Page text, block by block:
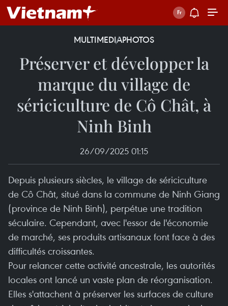
MULTIMEDIAPHOTOS
Préserver et développer la
marque du village de
sériciculture de Cô Chât, à
Ninh Binh
26/09/2025 01:15
Depuis plusieurs siècles, le village de sériciculture
de Cô Chât, situé dans la commune de Ninh Giang
(province de Ninh Binh), perpétue une tradition
séculaire. Cependant, avec l'essor de l'économie
de marché, ses produits artisanaux font face à des
difficultés croissantes.
Pour relancer cette activité ancestrale, les autorités
locales ont lancé un vaste plan de réorganisation.
Elles s'attachent à préserver les surfaces de culture